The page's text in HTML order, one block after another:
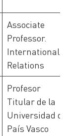
Associate
Professor.
International
Relations
Profesor
Titular de la
Universidad del
País Vasco